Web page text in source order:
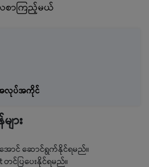
စာကြည့်မယ်
အလုပ်အကိုင်
ား
မှီအောင် ဆောင်ရွက်နိုင်ရမည်။
တင်ပြပေးနိုင်ရမည်။